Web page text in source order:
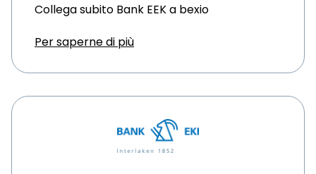
Collega subito Bank EEK a bexio
Per saperne di più